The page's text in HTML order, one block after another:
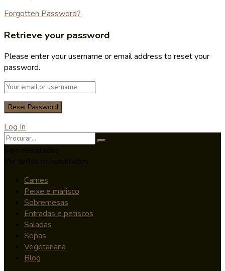
Forgotten Password?
Retrieve your password
Please enter your username or email address to reset your
password.
Log In
Carnes
Peixe e marisco
Sobremesas
Entradas e petiscos
Saladas
Sopas
Vegetariana
Blog